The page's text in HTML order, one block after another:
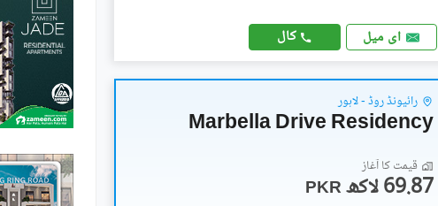
ای میل کال
رائیونڈ روڈ - لاہور
Marbella Drive Residency
قیمت کا آغاز
PKR 69.87 لاکھ